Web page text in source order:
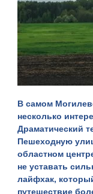
В самом
несколько
Драматический
Пешеходную
областном
не уставать
лайфхак,
путешествие